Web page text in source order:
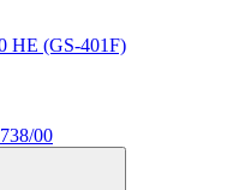
HE (GS-401F)